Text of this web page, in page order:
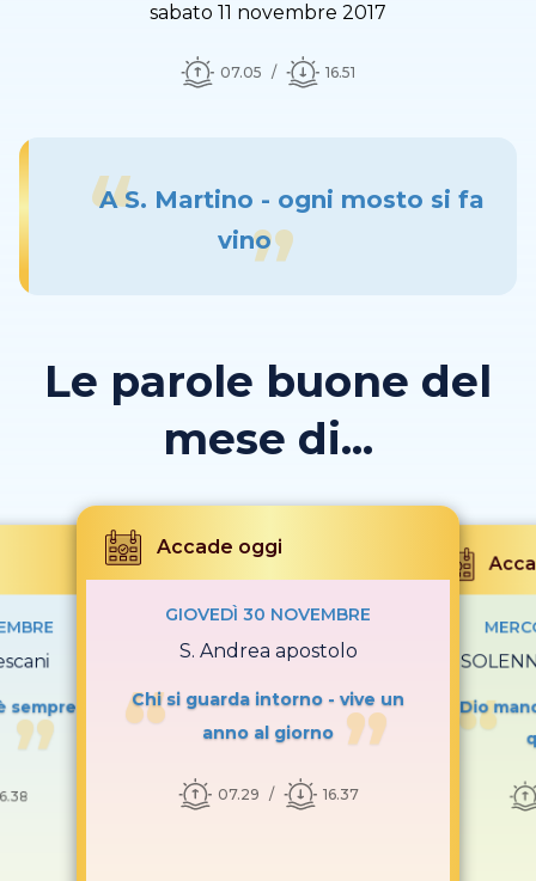
sabato 11 novembre 2017
07.05 16.51
A S. Martino - ogni mosto si fa
vino
Le parole buone del
mese di...
sempre
Accade oggi
GIOVEDÌ 30 NOVEMBRE
S. Andrea apostolo
Chi si guarda intorno - vive un
anno al giorno
07.29 16.37
Dio